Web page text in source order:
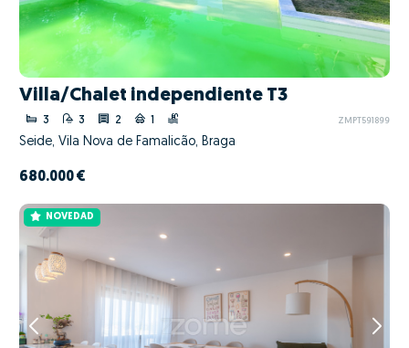
Villa/Chalet independiente T3
3 3 2 1 ZMPT591899
Seide, Vila Nova de Famalicão, Braga
680.000 €
NOVEDAD